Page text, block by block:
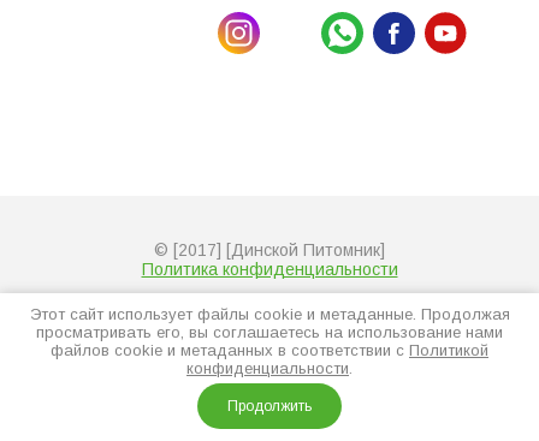
© [2017] [Динской Питомник]
Политика конфиденциальности
Компания Мегагрупп:разработка интернет-магазинов
Этот сайт использует файлы cookie и метаданные. Продолжая
просматривать его, вы соглашаетесь на использование нами
файлов cookie и метаданных в соответствии с Политикой
конфиденциальности.
Продолжить